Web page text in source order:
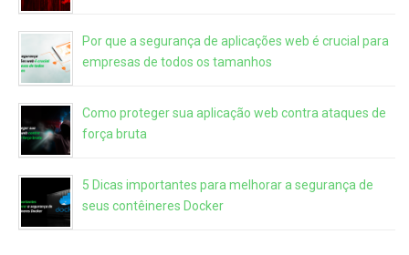
Por que a segurança de aplicações web é crucial para
empresas de todos os tamanhos
Como proteger sua aplicação web contra ataques de
força bruta
5 Dicas importantes para melhorar a segurança de
seus contêineres Docker